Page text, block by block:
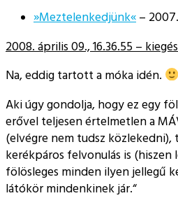
»Meztelenkedjünk« –
2008. április 09., 16.36.55 –
Na, eddig tartott a móka idén.
Aki úgy gondolja, hogy ez egy
erővel teljesen értelmetlen a
(elvégre nem tudsz közlekedni),
kerékpáros felvonulás is (hiszen
fölösleges minden ilyen jellegű
látókör mindenkinek jár.